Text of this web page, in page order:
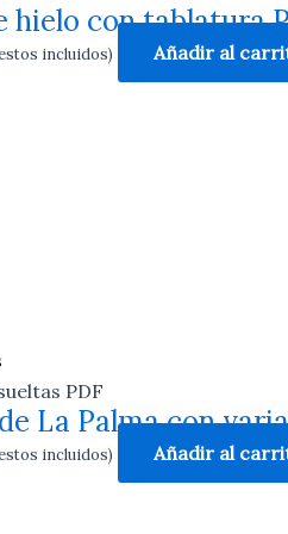
hielo con tablatura
incluidos) Añadir al
PDF
La Palma con
incluidos) Añadir al